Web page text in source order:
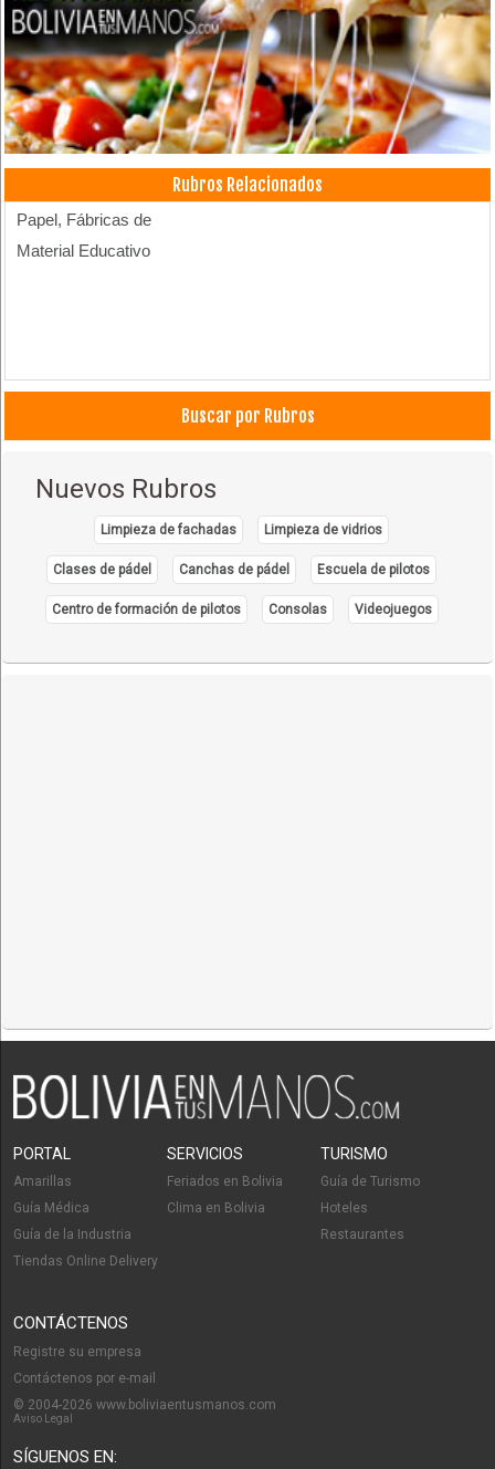
Rubros Relacionados
Papel, Fábricas de
Material Educativo
Buscar por Rubros
Nuevos Rubros
Limpieza de fachadas Limpieza de vidrios
Clases de pádel Canchas de pádel Escuela de pilotos
Centro de formación de pilotos Consolas Videojuegos
PORTAL
Amarillas
Guía Médica
Guía de la Industria
Tiendas Online Delivery
SERVICIOS
Feriados en Bolivia
Clima en Bolivia
TURISMO
Guía de Turismo
Hoteles
Restaurantes
CONTÁCTENOS
Registre su empresa
Contáctenos por e-mail
© 2004-2026 www.boliviaentusmanos.com
Aviso Legal
SÍGUENOS EN: